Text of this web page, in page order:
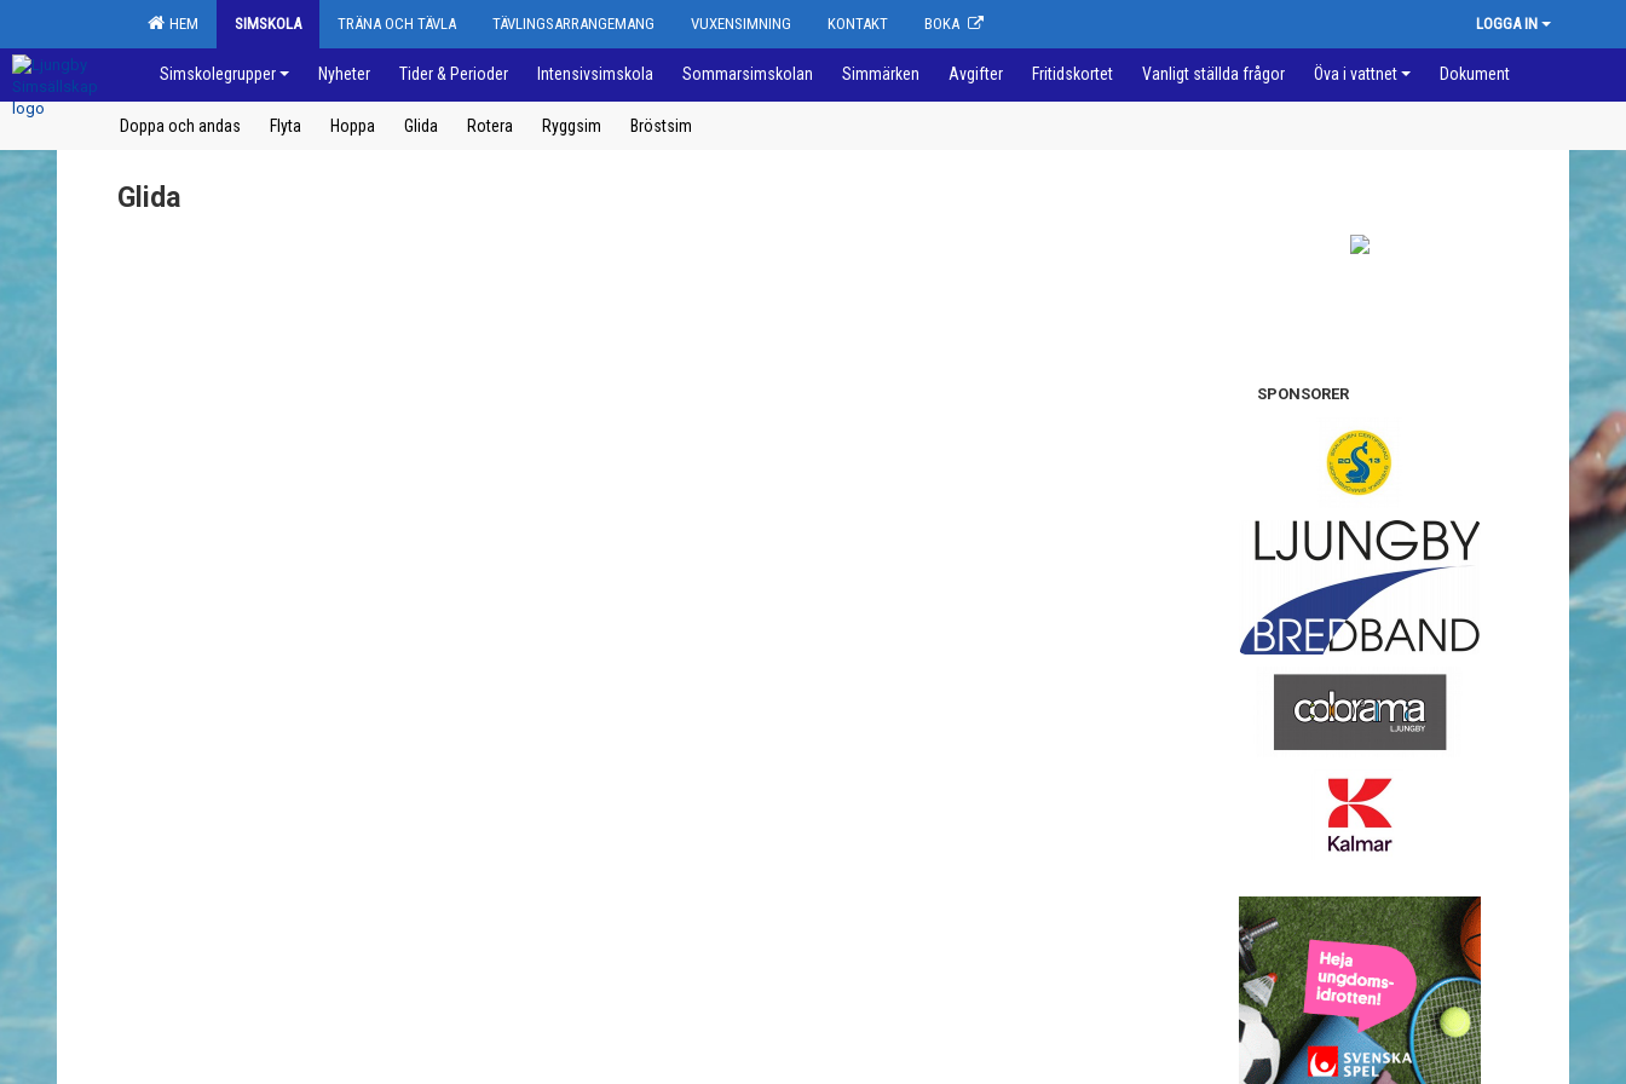
HEM SIMSKOLA TRÄNA OCH TÄVLA TÄVLINGSARRANGEMANG VUXENSIMNING KONTAKT BOKA LOGGA IN
Simskolegrupper Nyheter Tider & Perioder Intensivsimskola Sommarsimskolan Simmärken Avgifter Fritidskortet Vanligt ställda frågor Öva i vattnet Dokument
Doppa och andas Flyta Hoppa Glida Rotera Ryggsim Bröstsim
Glida
SPONSORER